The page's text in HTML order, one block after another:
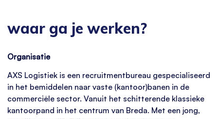
waar ga je werken?
Organisatie
AXS Logistiek is een recruitmentbureau gespecialiseerd
in het bemiddelen naar vaste (kantoor)banen in de
commerciële sector. Vanuit het schitterende klassieke
kantoorpand in het centrum van Breda. Met een jong,